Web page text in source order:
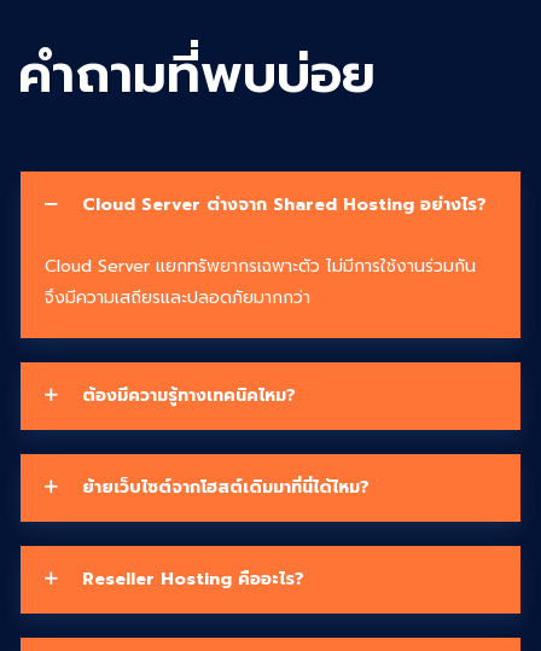
คำถามที่พบบ่อย
Cloud Server ต่างจาก Shared Hosting อย่างไร?
Cloud Server แยกทรัพยากรเฉพาะตัว ไม่มีการใช้งานร่วมกัน
จึงมีความเสถียรและปลอดภัยมากกว่า
ต้องมีความรู้ทางเทคนิคไหม?
ย้ายเว็บไซต์จากโฮสต์เดิมมาที่นี่ได้ไหม?
Reseller Hosting คืออะไร?